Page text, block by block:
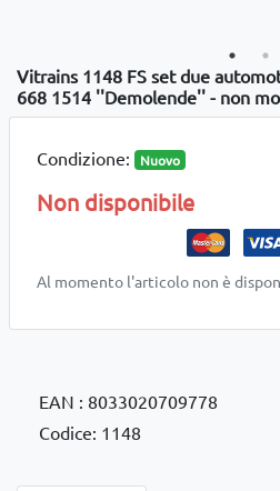
Vitrains 1148 FS set due
668 1514 ''Demolende'' - non
Condizione: Nuovo
Non disponibile
Al momento l'articolo non è
EAN : 8033020709778
Codice: 1148